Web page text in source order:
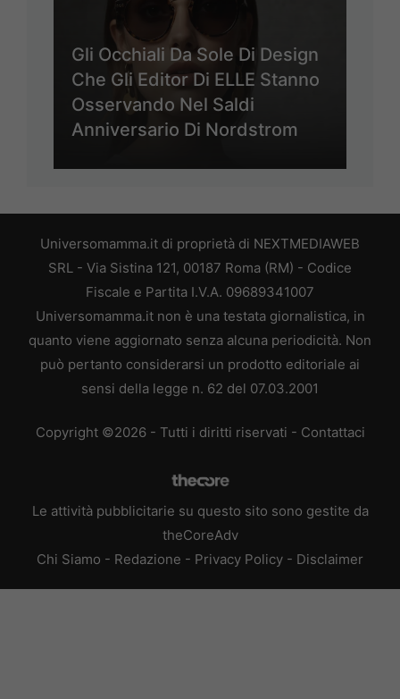
Gli Occhiali Da Sole Di Design
Che Gli Editor Di ELLE Stanno
Osservando Nel Saldi
Anniversario Di Nordstrom
Universomamma.it di proprietà di NEXTMEDIAWEB
SRL - Via Sistina 121, 00187 Roma (RM) - Codice
Fiscale e Partita I.V.A. 09689341007
Universomamma.it non è una testata giornalistica, in
quanto viene aggiornato senza alcuna periodicità. Non
può pertanto considerarsi un prodotto editoriale ai
sensi della legge n. 62 del 07.03.2001
Copyright ©2026 - Tutti i diritti riservati - Contattaci
Le attività pubblicitarie su questo sito sono gestite da
theCoreAdv
Chi Siamo - Redazione - Privacy Policy - Disclaimer